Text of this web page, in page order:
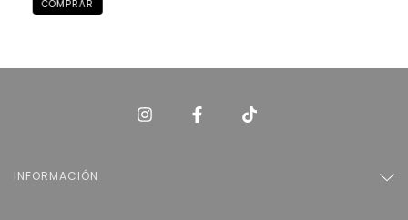
INFORMACIÓN